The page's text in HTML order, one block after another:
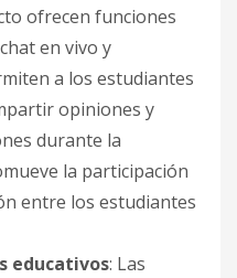
ofrecen funciones
en vivo y
a los estudiantes
opiniones y
durante la
la participación
entre los estudiantes
educativos: Las